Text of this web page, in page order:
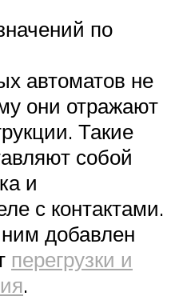
по
автоматов не
они отражают
Такие
собой
и
с контактами.
добавлен
перегрузки и
.